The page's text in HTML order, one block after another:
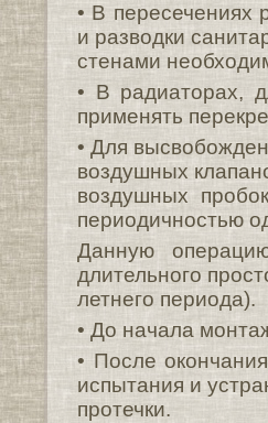
• В пересечениях
и разводки
стенами
• В радиаторах,
применять
• Для
воздушных
воздушных
периодичностью
Данную
длительного
летнего периода).
• До начала
• После
испытания и
протечки.